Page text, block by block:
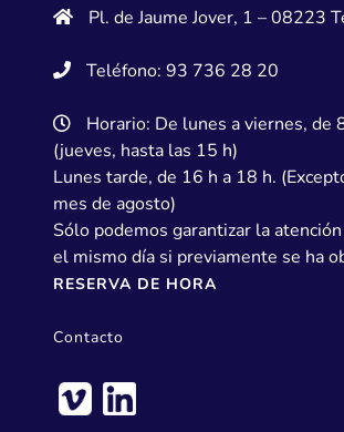
Pl. de Jaume Jover, 1 – 08223
Teléfono: 93 736 28 20
Horario: De lunes a viernes, de
(jueves, hasta las 15 h)
Lunes tarde, de 16 h a 18 h.
mes de agosto)
Sólo podemos garantizar la
el mismo día si previamente se ha
RESERVA DE HORA
Contacto